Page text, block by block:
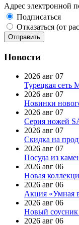
Адрес электронной
Подписаться
Отказаться (от
Новости
2026 авг 07
Турецкая сеть
2026 авг 07
Новинки
2026 авг 07
Серия ножей
2026 авг 07
Скидка на
2026 авг 07
Посуда из
2026 авг 06
Новая
2026 авг 06
Акция «Умная
2026 авг 06
Новый соусник
2026 авг 06